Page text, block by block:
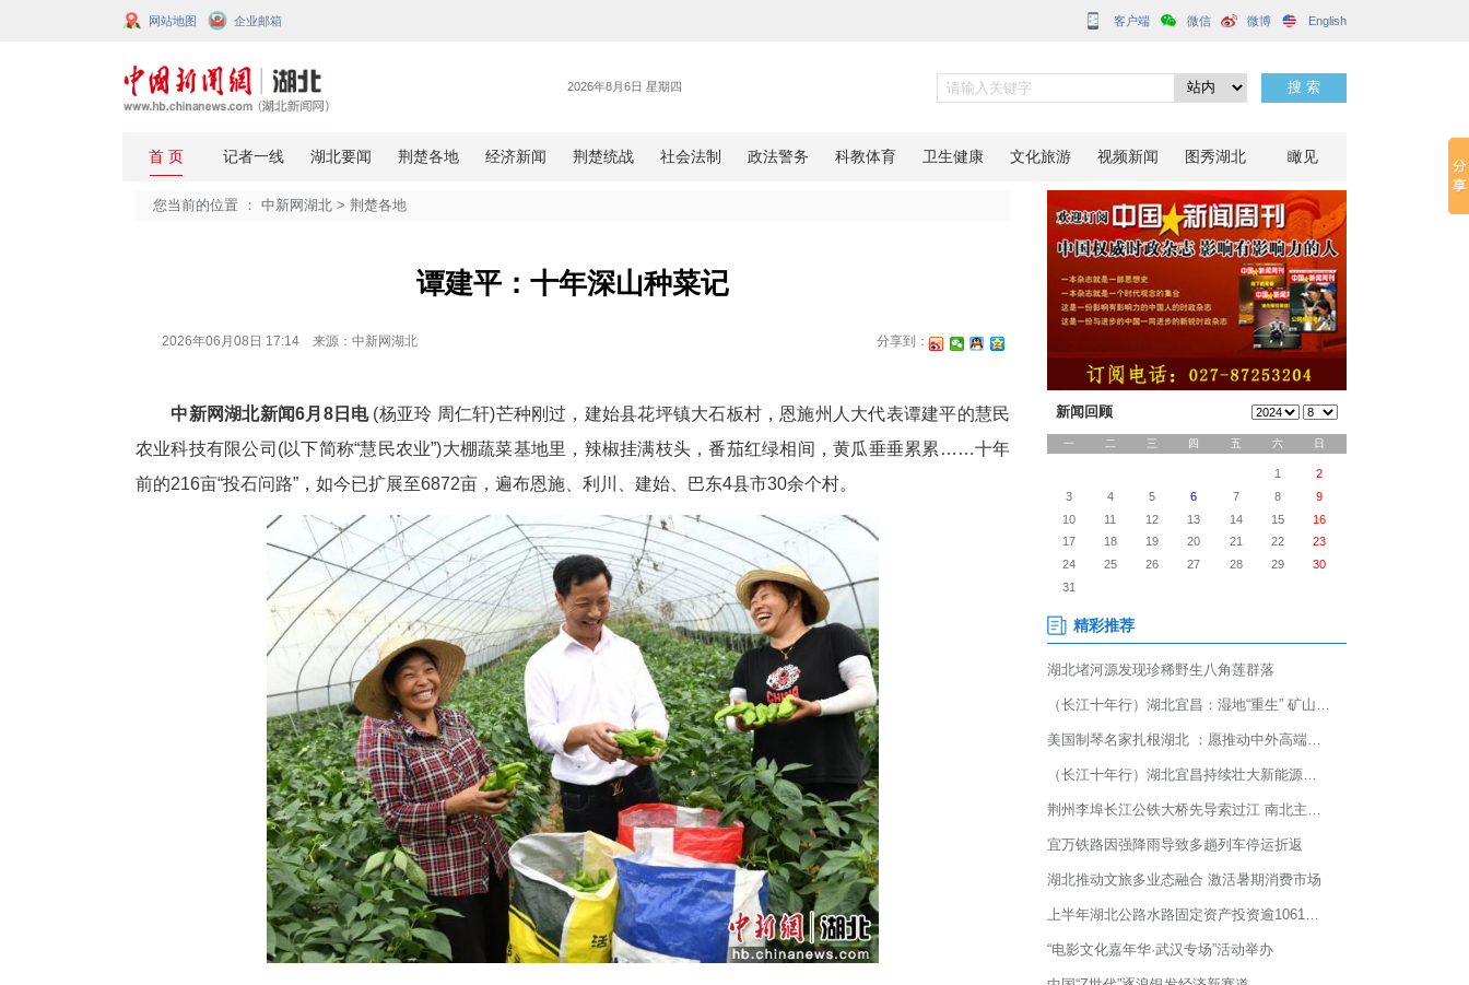
网站地图
谭建平：十年深山种菜记
2026年06月08日 17:14 来源：中新网湖北
中新网湖北新闻6月8日电
(杨亚玲 周仁轩)芒种刚过，建始县花坪镇大石板村，恩施州人大代表谭建平的慧民
农业科技有限公司(以下简称“慧民农业”)大棚蔬菜基地里，辣椒挂满枝头，番茄红绿相间，黄瓜垂垂累累……十年
前的216亩“投石问路”，如今已扩展至6872亩，遍布恩施、利川、建始、巴东4县市30余个村。